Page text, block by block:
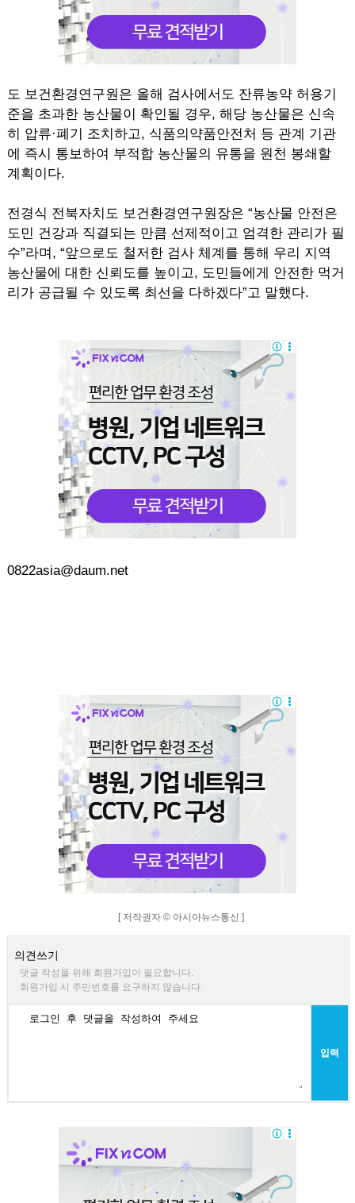
도 보건환경연구원은 올해 검사에서도 잔류농약 허용기
준을 초과한 농산물이 확인될 경우, 해당 농산물은 신속
히 압류·폐기 조치하고, 식품의약품안전처 등 관계 기관
에 즉시 통보하여 부적합 농산물의 유통을 원천 봉쇄할
계획이다.
전경식 전북자치도 보건환경연구원장은 “농산물 안전은
도민 건강과 직결되는 만큼 선제적이고 엄격한 관리가 필
수”라며, “앞으로도 철저한 검사 체계를 통해 우리 지역
농산물에 대한 신뢰도를 높이고, 도민들에게 안전한 먹거
리가 공급될 수 있도록 최선을 다하겠다”고 말했다.
0822asia@daum.net
[ 저작권자 © 아시아뉴스통신 ]
의견쓰기
댓글 작성을 위해 회원가입이 필요합니다.
회원가입 시 주민번호를 요구하지 않습니다.
입력